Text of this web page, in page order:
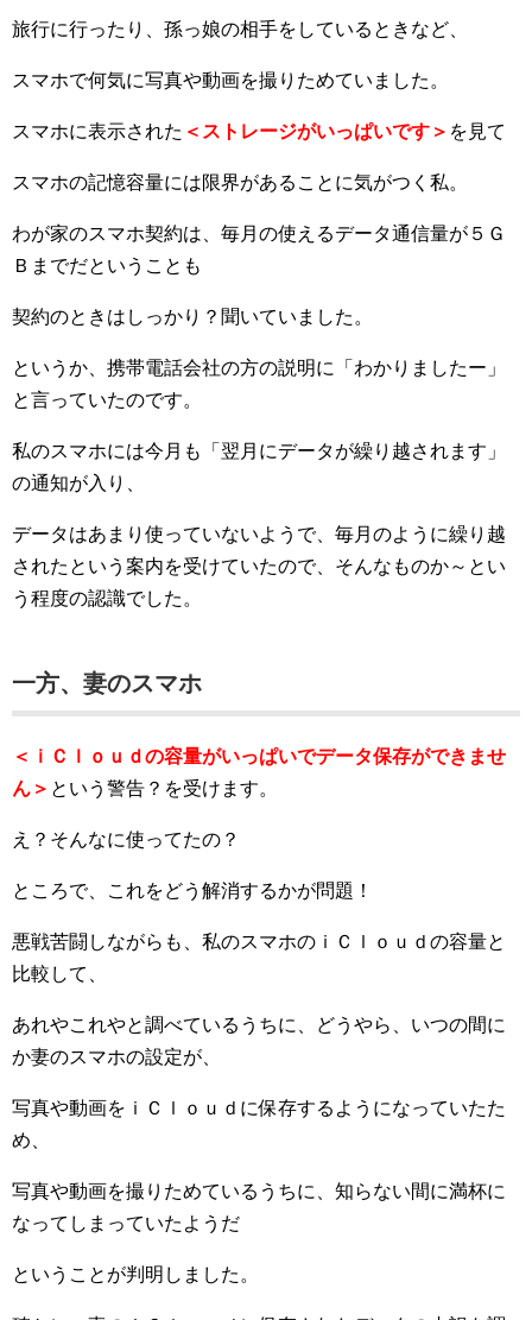
旅行に行ったり、孫っ娘の相手をしているときなど、
スマホで何気に写真や動画を撮りためていました。
スマホに表示された ＜ストレージがいっぱいです＞ を見て
スマホの記憶容量には限界があることに気がつく私。
わが家のスマホ契約は、毎月の使えるデータ通信量が５Ｇ
Ｂまでだということも
契約のときはしっかり？聞いていました。
というか、携帯電話会社の方の説明に「わかりましたー」
と言っていたのです。
私のスマホには今月も「翌月にデータが繰り越されます」
の通知が入り、
データはあまり使っていないようで、毎月のように繰り越
されたという案内を受けていたので、そんなものか～とい
う程度の認識でした。
一方、妻のスマホ
＜ｉＣｌｏｕｄの容量がいっぱいでデータ保存ができませ
ん＞ という警告？を受けます。
え？そんなに使ってたの？
ところで、これをどう解消するかが問題！
悪戦苦闘しながらも、私のスマホのｉＣｌｏｕｄの容量と
比較して、
あれやこれやと調べているうちに、どうやら、いつの間に
か妻のスマホの設定が、
写真や動画をｉＣｌｏｕｄに保存するようになっていたた
め、
写真や動画を撮りためているうちに、知らない間に満杯に
なってしまっていたようだ
ということが判明しました。